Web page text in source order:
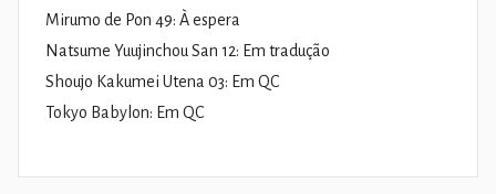
Mirumo de Pon 49: À espera
Natsume Yuujinchou San 12: Em tradução
Shoujo Kakumei Utena 03: Em QC
Tokyo Babylon: Em QC